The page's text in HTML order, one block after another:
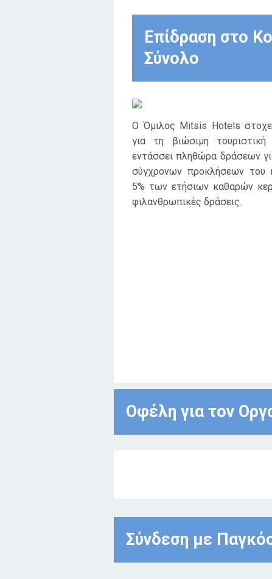
Επίδραση στο
Σύνολο
Ο Όμιλος Mitsis Hotels
για τη βιώσιμη
εντάσσει πληθώρα δράσεων
σύγχρονων προκλήσεων του
5% των ετήσιων καθαρών
φιλανθρωπικές δράσεις.
Οφέλη για τον
Σύνδεση με